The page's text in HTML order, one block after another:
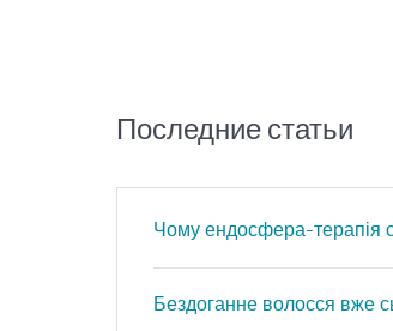
Последние статьи
Чому ендосфера-терапія
Бездоганне волосся вже